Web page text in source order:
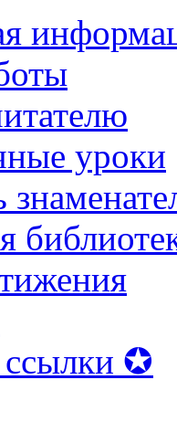
уроки
✪